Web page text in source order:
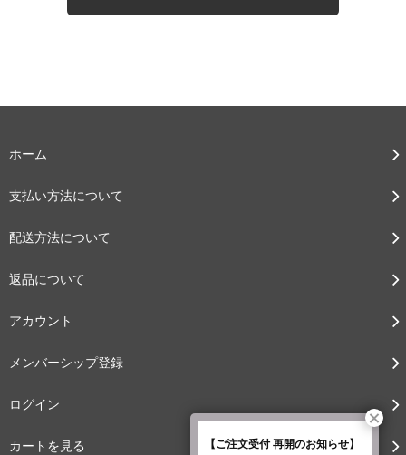
メタリック
ゴールド系 イエロー系
ホーム
支払い方法について
配送方法について
返品について
アカウント
メンバーシップ登録
ログイン
カートを見る 【ご注文受付 再開のお知らせ】